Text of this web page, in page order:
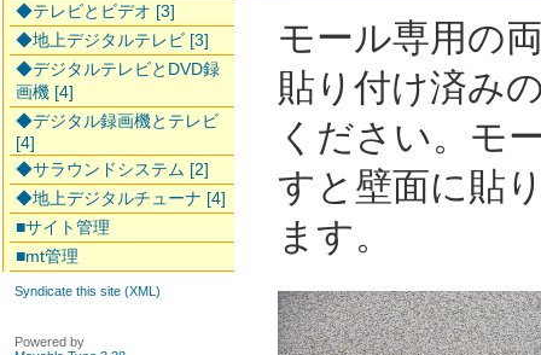
モール専用の
貼り付け済み
ください。モ
すと壁面に貼
ます。
◆テレビとビデオ [3]
◆地上デジタルテレビ [3]
◆デジタルテレビとDVD録
画機 [4]
◆デジタル録画機とテレビ
[4]
◆サラウンドシステム [2]
◆地上デジタルチューナ [4]
■サイト管理
■mt管理
Syndicate this site (XML)
Powered by